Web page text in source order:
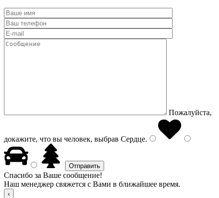
Пожалуйста,
докажите, что вы человек, выбрав Сердце.
Спасибо за Ваше сообщение!
Наш менеджер свяжется с Вами в ближайшее время.